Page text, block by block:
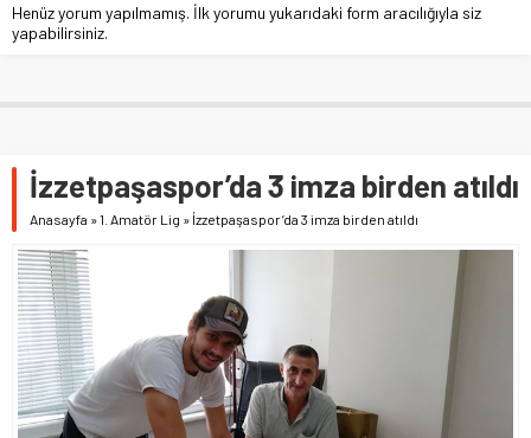
Henüz yorum yapılmamış. İlk yorumu yukarıdaki form aracılığıyla siz
yapabilirsiniz.
İzzetpaşaspor’da 3 imza birden atıldı
Anasayfa »1. Amatör Lig » İzzetpaşaspor’da 3 imza birden atıldı